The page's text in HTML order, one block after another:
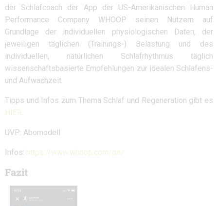
der Schlafcoach der App der US-Amerikanischen Human
Performance Company WHOOP seinen Nutzern auf
Grundlage der individuellen physiologischen Daten, der
jeweiligen täglichen (Trainings-) Belastung und des
individuellen, natürlichen Schlafrhythmus täglich
wissenschaftsbasierte Empfehlungen zur idealen Schlafens-
und Aufwachzeit.
Tipps und Infos zum Thema Schlaf und Regeneration gibt es
HIER.
UVP: Abomodell
Infos: https://www.whoop.com/de/
Fazit